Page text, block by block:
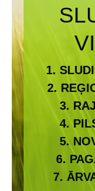
1.
2.
3.
4.
5.
6.
7.